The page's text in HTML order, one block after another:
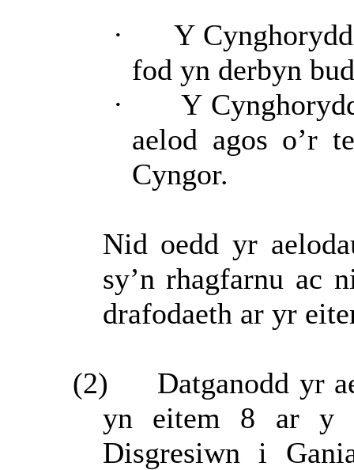
·
Y
fod yn derbyn
·
Y
aelod agos o’r
Cyngor.
Nid oedd yr
sy’n rhagfarnu ac
drafodaeth ar yr
(2)
Datganodd yr
yn eitem 8 ar y
Disgresiwn i